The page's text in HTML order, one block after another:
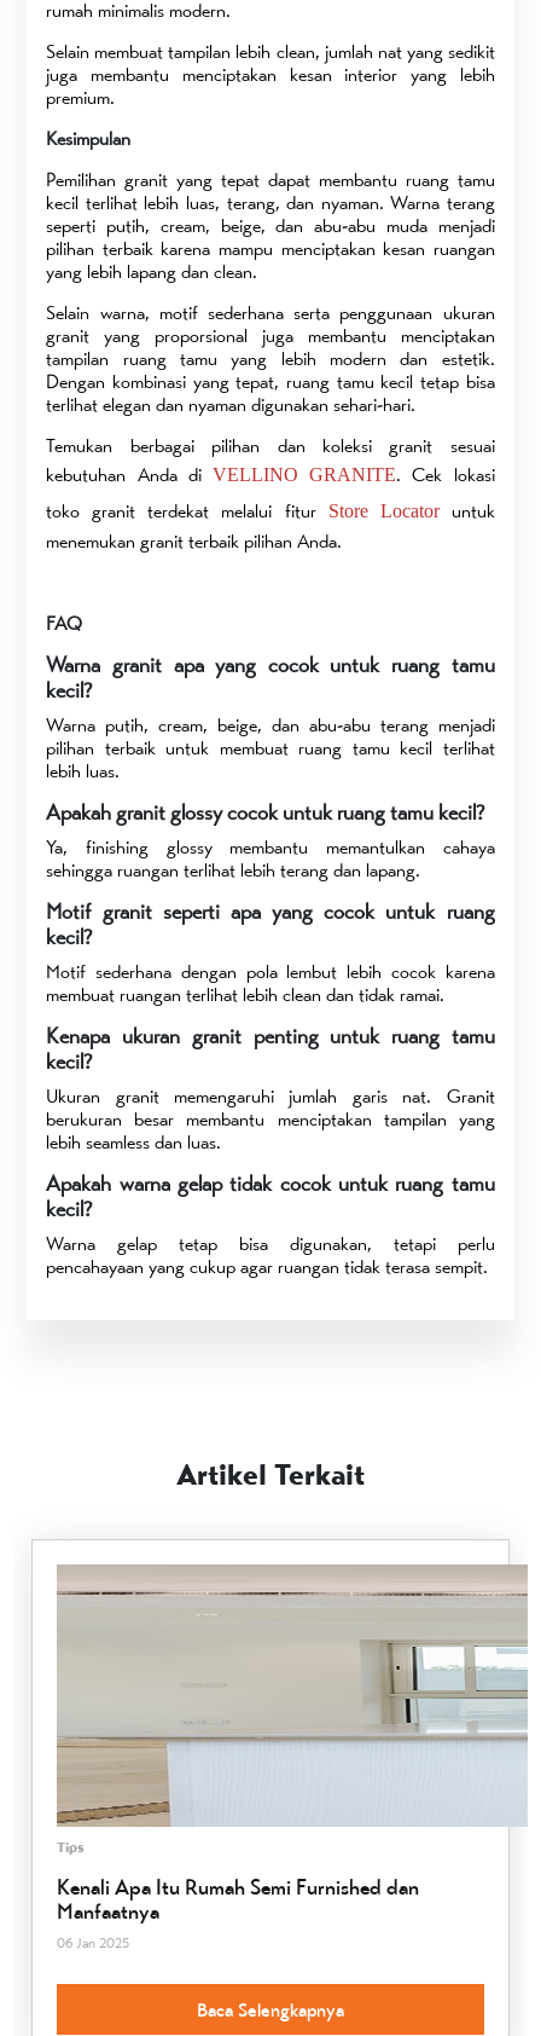
rumah minimalis modern.
Selain membuat tampilan lebih clean, jumlah nat yang sedikit
juga membantu menciptakan kesan interior yang lebih
premium.
Kesimpulan
Pemilihan granit yang tepat dapat membantu ruang tamu
kecil terlihat lebih luas, terang, dan nyaman. Warna terang
seperti putih, cream, beige, dan abu-abu muda menjadi
pilihan terbaik karena mampu menciptakan kesan ruangan
yang lebih lapang dan clean.
Selain warna, motif sederhana serta penggunaan ukuran
granit yang proporsional juga membantu menciptakan
tampilan ruang tamu yang lebih modern dan estetik.
Dengan kombinasi yang tepat, ruang tamu kecil tetap bisa
terlihat elegan dan nyaman digunakan sehari-hari.
Temukan berbagai pilihan dan koleksi granit sesuai
kebutuhan Anda di VELLINO GRANITE. Cek lokasi
toko granit terdekat melalui fitur
Store Locatoruntuk
menemukan granit terbaik pilihan Anda.
FAQ
Warna granit apa yang cocok untuk ruang tamu
kecil?
Warna putih, cream, beige, dan abu-abu terang menjadi
pilihan terbaik untuk membuat ruang tamu kecil terlihat
lebih luas.
Apakah granit glossy cocok untuk ruang tamu kecil?
Ya, finishing glossy membantu memantulkan cahaya
sehingga ruangan terlihat lebih terang dan lapang.
Motif granit seperti apa yang cocok untuk ruang
kecil?
Motif sederhana dengan pola lembut lebih cocok karena
membuat ruangan terlihat lebih clean dan tidak ramai.
Kenapa ukuran granit penting untuk ruang tamu
kecil?
Ukuran granit memengaruhi jumlah garis nat. Granit
berukuran besar membantu menciptakan tampilan yang
lebih seamless dan luas.
Apakah warna gelap tidak cocok untuk ruang tamu
kecil?
Warna gelap tetap bisa digunakan, tetapi perlu
pencahayaan yang cukup agar ruangan tidak terasa sempit.
Artikel Terkait
Tips
Kenali Apa Itu Rumah Semi Furnished dan
Manfaatnya
06 Jan 2025
Baca Selengkapnya